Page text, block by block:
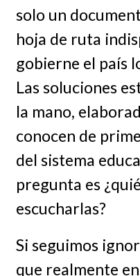
solo un
hoja de ruta
gobierne el país
Las soluciones
la mano,
conocen de
del sistema
pregunta es
escucharlas?
Si seguimos
que realmente